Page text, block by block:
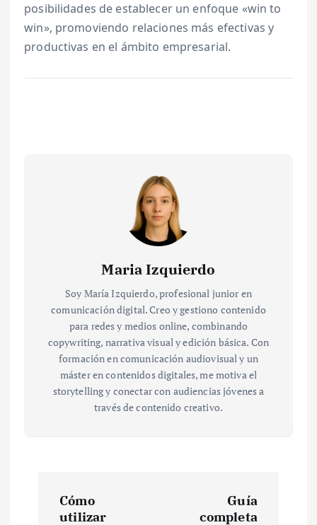
posibilidades de establecer un enfoque «win to
win», promoviendo relaciones más efectivas y
productivas en el ámbito empresarial.
Maria Izquierdo
Soy María Izquierdo, profesional junior en
comunicación digital. Creo y gestiono contenido
para redes y medios online, combinando
copywriting, narrativa visual y edición básica. Con
formación en comunicación audiovisual y un
máster en contenidos digitales, me motiva el
storytelling y conectar con audiencias jóvenes a
través de contenido creativo.
Cómo
utilizar
Guía
completa